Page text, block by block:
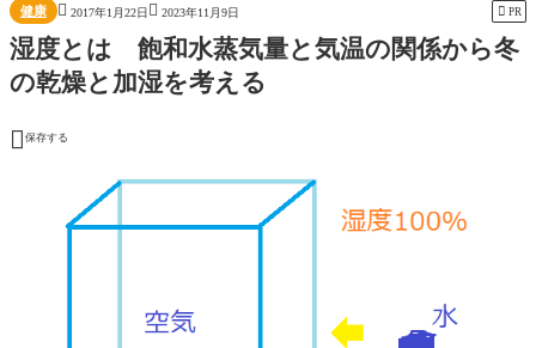
健康  2017年1月22日  2023年11月9日  PR
湿度とは 飽和水蒸気量と気温の関係から冬
の乾燥と加湿を考える
 保存する